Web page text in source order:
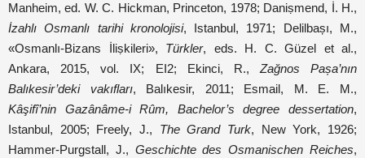
Manheim, ed. W. C. Hickman, Princeton, 1978; Daniṣmend, İ. H.,
İzahlı Osmanlı tarihi kronolojisi, Istanbul, 1971; Delilbașı, M.,
«Osmanlı-Bizans İliṣkileri», Türkler, eds. H. C. Güzel et al.,
Ankara, 2015, vol. IX; EI2; Ekinci, R., Zağnos Pașa’nın
Balıkesir’deki vakıfları, Balıkesir, 2011; Esmail, M. E. M.,
Kâşifî’nin Gazânâme-i Rûm, Bachelor’s degree dessertation,
Istanbul, 2005; Freely, J., The Grand Turk, New York, 1926;
Hammer-Purgstall, J., Geschichte des Osmanischen Reiches,